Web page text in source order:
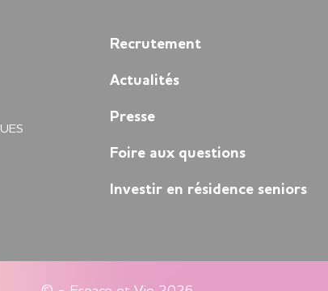
Recrutement
Actualités
Presse
Foire aux questions
Investir en résidence seniors